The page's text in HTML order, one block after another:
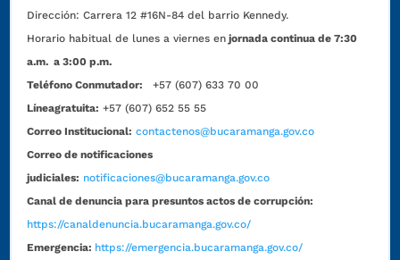
Dirección:Carrera 12 #16N-84 del barrio Kennedy.
Horario habitual de lunes a viernes en jornada continua de 7:30
a.m. a 3:00 p.m.
Teléfono Conmutador:
+57 (607) 633 70 00
Líneagratuita: +57 (607) 652 55 55
Correo Institucional: contactenos@bucaramanga.gov.co
Correo de notificaciones
judiciales: notificaciones@bucaramanga.gov.co
Canal de denuncia para presuntos actos de corrupción:
https://canaldenuncia.bucaramanga.gov.co/
Emergencia: https://emergencia.bucaramanga.gov.co/